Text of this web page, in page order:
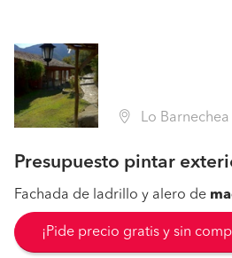
Lo Barnechea (Región
Presupuesto pintar
Fachada de ladrillo y alero de
¡Pide precio gratis y sin